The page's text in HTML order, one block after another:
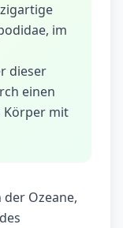
im
dieser
einen
Körper mit
Ozeane,